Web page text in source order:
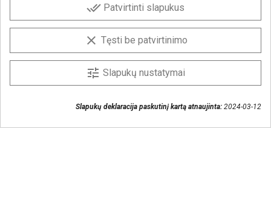
Gaukite geriausius pasiūlymus!
Prenumeruokite naujienlaiškį ir visada sužinokite
Sutinku, kad mano duomenys būtų saugomi
done_all Patvirtinti slapukus
clear Tęsti be patvirtinimo
tune Slapukų nustatymai
Slapukų deklaracija paskutinį kartą atnaujinta: 2024-03-12